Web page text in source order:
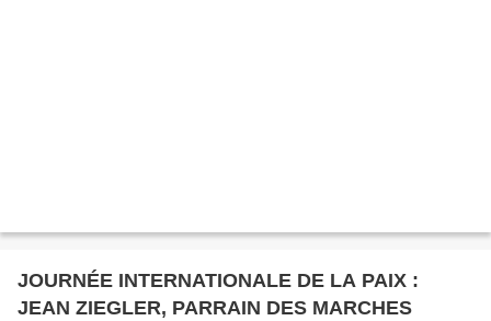
JOURNÉE INTERNATIONALE DE LA PAIX :
JEAN ZIEGLER, PARRAIN DES MARCHES